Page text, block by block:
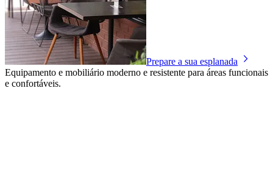
Prepare a sua esplanada
Equipamento e mobiliário moderno e resistente para áreas funcionais
e confortáveis.